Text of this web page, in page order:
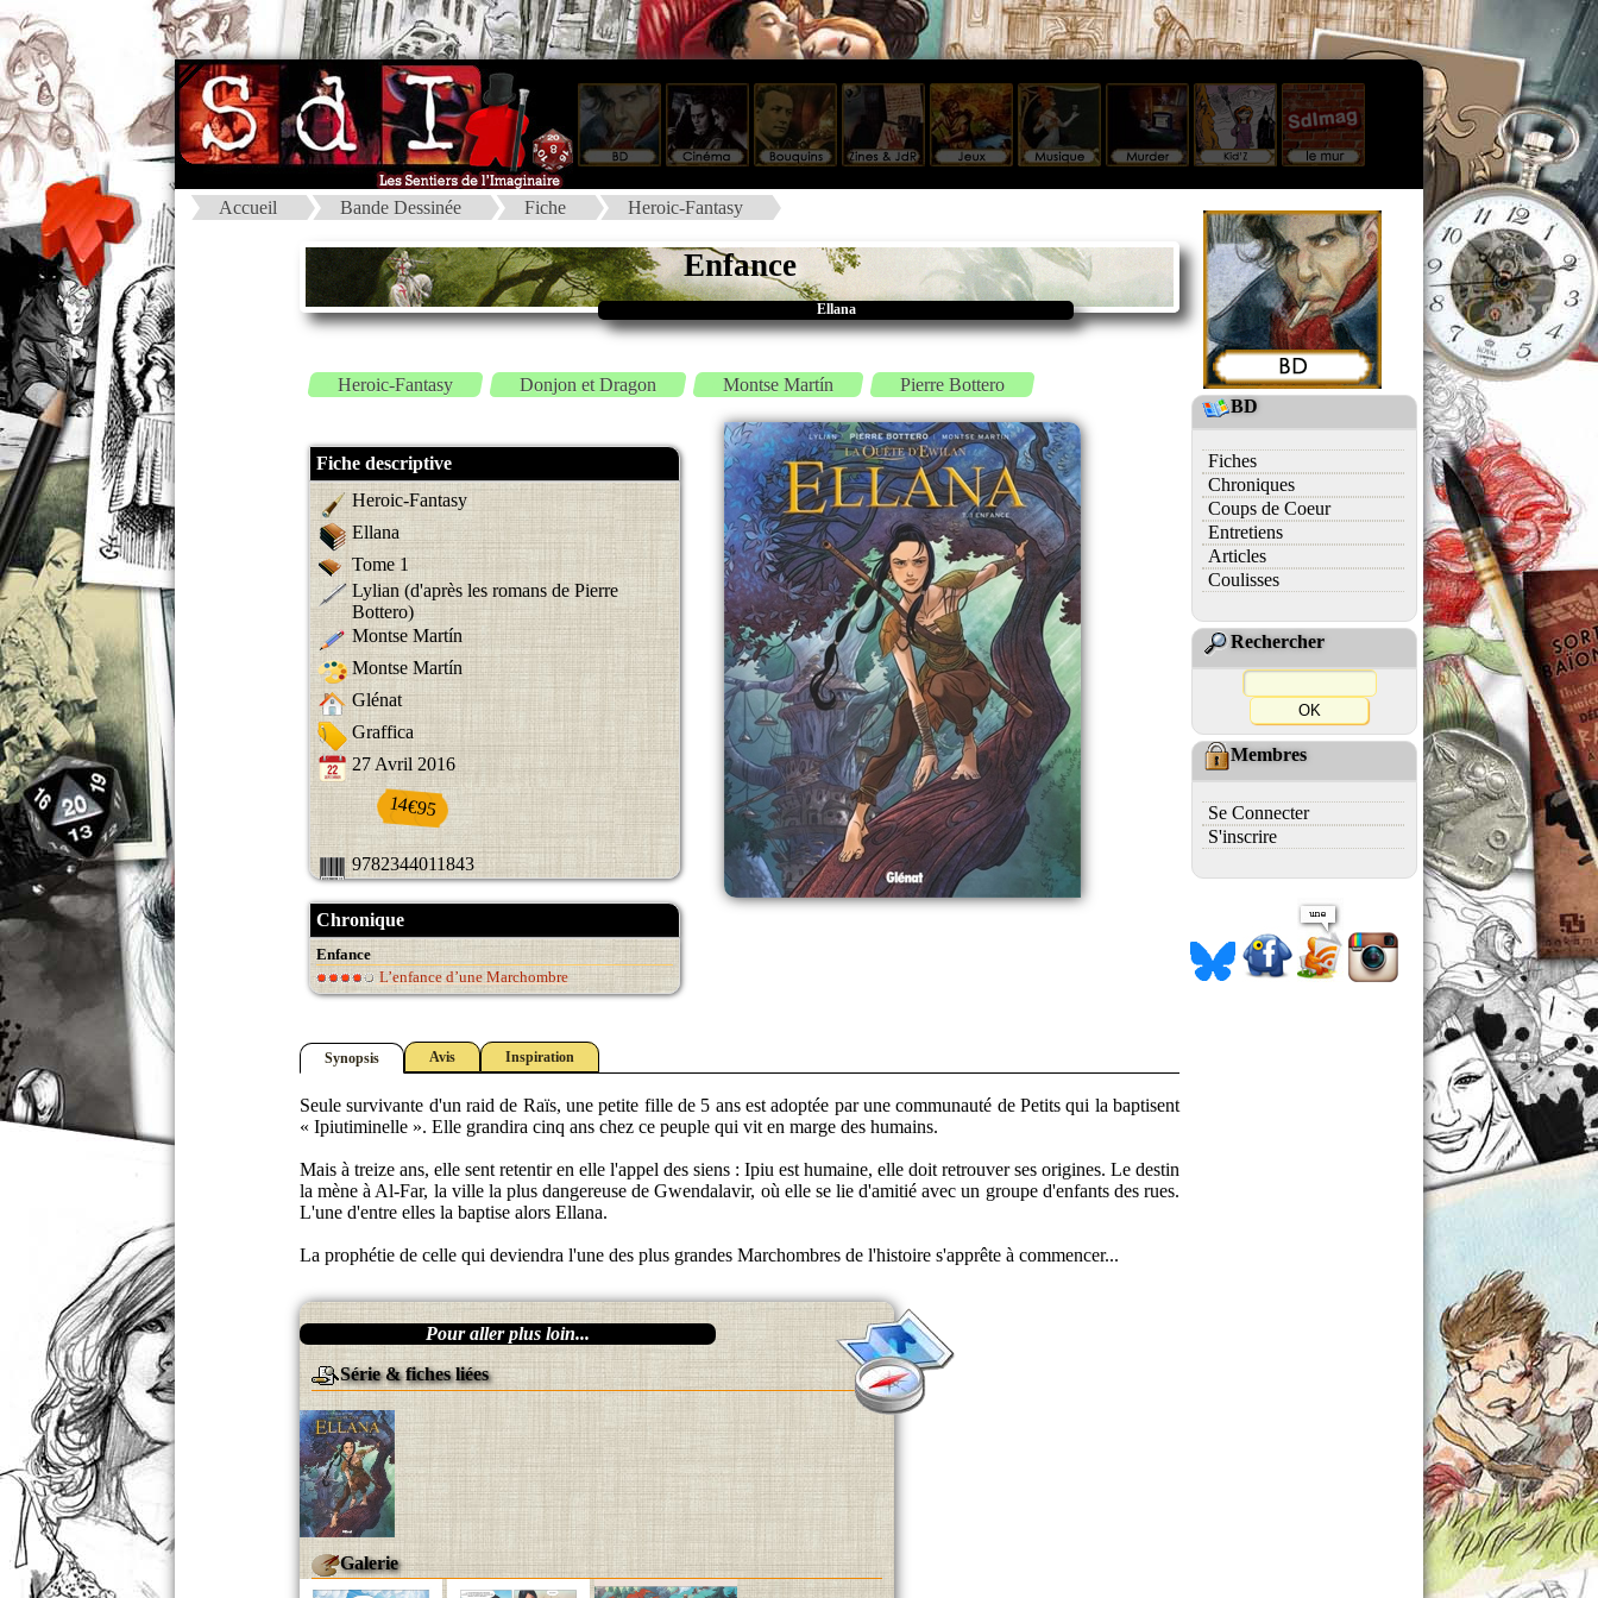
Accueil Bande Dessinée Fiche Heroic-Fantasy
Enfance
Ellana
Heroic-Fantasy Donjon et Dragon Montse Martín Pierre Bottero
Fiche descriptive
Heroic-Fantasy
Ellana
Tome 1
Lylian (d'après les romans de Pierre
Bottero)
Montse Martín
Montse Martín
Glénat
Graffica
27 Avril 2016
14€95
9782344011843
Chronique
Enfance
L’enfance d’une Marchombre
Synopsis Avis Inspiration
Seule survivante d'un raid de Raïs, une petite fille de 5 ans est adoptée par une communauté de Petits qui la baptisent
« Ipiutiminelle ». Elle grandira cinq ans chez ce peuple qui vit en marge des humains.
Mais à treize ans, elle sent retentir en elle l'appel des siens : Ipiu est humaine, elle doit retrouver ses origines. Le destin
la mène à Al-Far, la ville la plus dangereuse de Gwendalavir, où elle se lie d'amitié avec un groupe d'enfants des rues.
L'une d'entre elles la baptise alors Ellana.
La prophétie de celle qui deviendra l'une des plus grandes Marchombres de l'histoire s'apprête à commencer...
Pour aller plus loin...
Série & fiches liées
Galerie
BD
Fiches
Chroniques
Coups de Coeur
Entretiens
Articles
Coulisses
Rechercher
Membres
Se Connecter
S'inscrire